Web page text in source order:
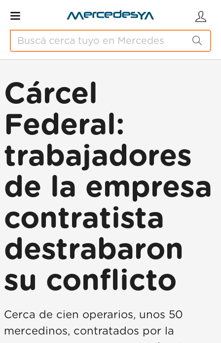
Cárcel
Federal:
trabajadores
de la empresa
contratista
destrabaron
su conflicto
Cerca de cien operarios, unos 50
mercedinos, contratados por la